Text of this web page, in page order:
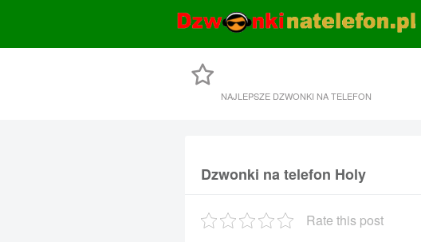
NAJLEPSZE DZWONKI NA TELEFON
Dzwonki na telefon Holy
Rate this post